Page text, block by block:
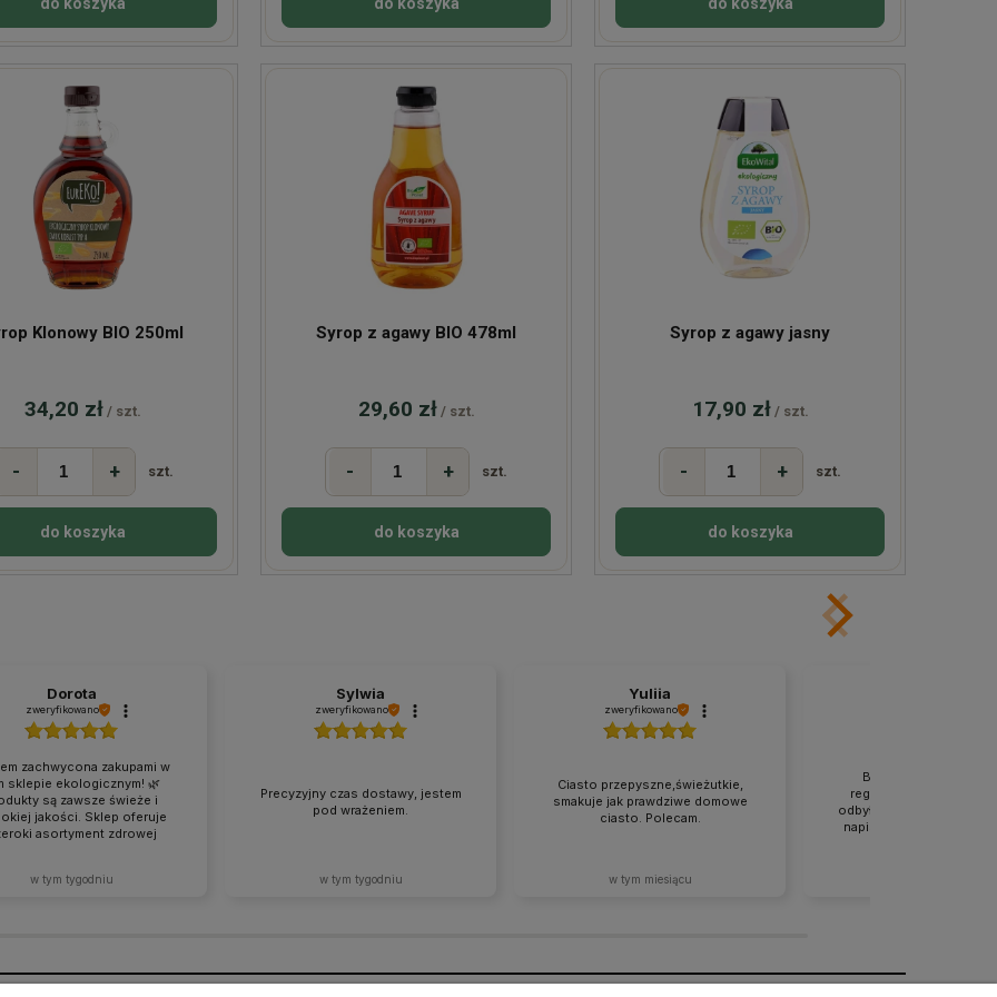
Klonowy BIO 250ml
34,20 zł / szt.
- + szt.
do koszyka
Syrop z agawy BIO 478ml
29,60 zł / szt.
- + szt.
do koszyka
Syrop z agawy jasny
17,90 zł / szt.
- + szt.
do koszyka
Dorota
zweryfikowano
zachwycona zakupami w
sklepie ekologicznym! 🌿
są zawsze świeże i
jakości. Sklep oferuje
asortyment zdrowej
za każdym razem docierają
w tym tygodniu
Sylwia
zweryfikowano
Precyzyjny czas dostawy, jestem
pod wrażeniem.
w tym tygodniu
Yuliia
zweryfikowano
Ciasto przepyszne,świeżutkie,
smakuje jak prawdziwe domowe
ciasto. Polecam.
w tym miesiącu
Bogata oferta
regionalnych. Cała
odbyła się zgodnie z tym,
napisane na stronie.